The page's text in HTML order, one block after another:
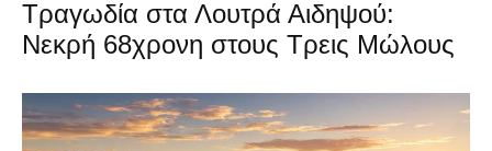
Τραγωδία στα Λουτρά Αιδηψού:
Νεκρή 68χρονη στους Τρεις Μώλους